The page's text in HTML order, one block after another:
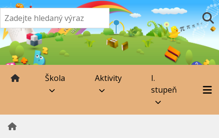
Škola Aktivity
I.
stupeň